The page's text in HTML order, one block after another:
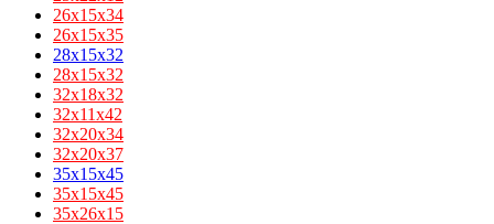
26х15х34
26х15х35
28x15x32
28х15х32
32x18x32
32х11х42
32х20х34
32х20х37
35x15x45
35х15х45
35х26х15